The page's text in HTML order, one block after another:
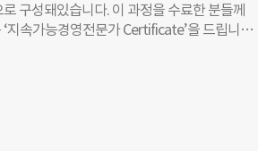
구성돼있습니다. 이 과정을 수료한 분들께
지속가능경영전문가 Certificate’을 드립니다.